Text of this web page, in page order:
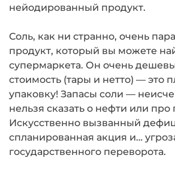
нейодированный продукт.
Соль, как ни странно, очень
продукт, который вы можете
супермаркета. Он очень
стоимость (тары и нетто) — это
упаковку! Запасы соли —
нельзя сказать о нефти или про
Искусственно вызванный
спланированная акция и…
государственного переворота.